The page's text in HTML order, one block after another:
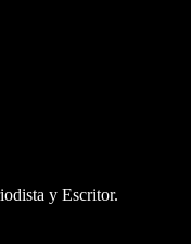
y Escritor.